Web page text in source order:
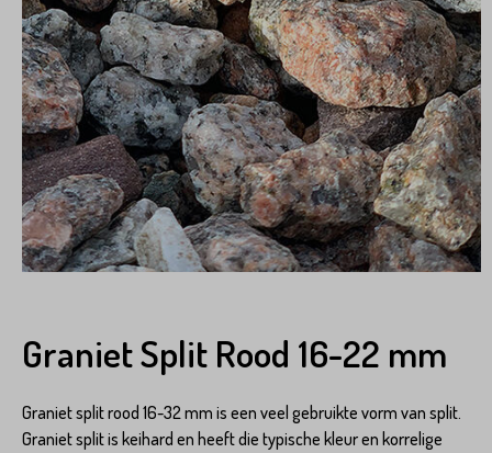
Graniet Split Rood 16-22 mm
Graniet split rood 16-32 mm is een veel gebruikte vorm van split.
Graniet split is keihard en heeft die typische kleur en korrelige